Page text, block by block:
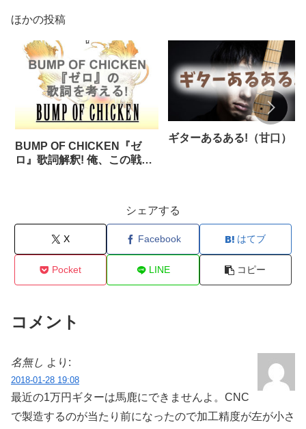
ほかの投稿
BUMP OF CHICKEN『ゼ
ロ』歌詞解釈! 俺、この戦争
ギターあるある!（甘口）
シェアする
X Facebook はてブ
Pocket LINE コピー
コメント
名無し より:
2018-01-28 19:08
最近の1万円ギターは馬鹿にできませんよ。CNC
で製造するのが当たり前になったので加工精度が左が小さ